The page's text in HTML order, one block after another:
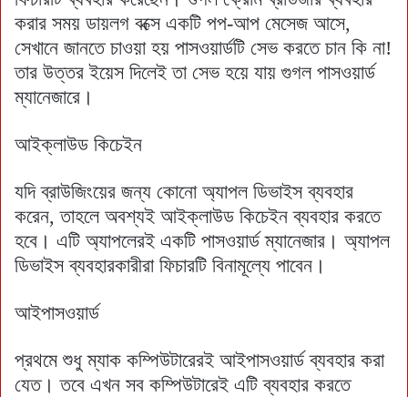
করার সময় ডায়লগ বক্সে একটি পপ-আপ মেসেজ আসে,
সেখানে জানতে চাওয়া হয় পাসওয়ার্ডটি সেভ করতে চান কি না!
তার উত্তর ইয়েস দিলেই তা সেভ হয়ে যায় গুগল পাসওয়ার্ড
ম্যানেজারে।
আইক্লাউড কিচেইন
যদি ব্রাউজিংয়ের জন্য কোনো অ্যাপল ডিভাইস ব্যবহার
করেন, তাহলে অবশ্যই আইক্লাউড কিচেইন ব্যবহার করতে
হবে। এটি অ্যাপলেরই একটি পাসওয়ার্ড ম্যানেজার। অ্যাপল
ডিভাইস ব্যবহারকারীরা ফিচারটি বিনামূল্যে পাবেন।
আইপাসওয়ার্ড
প্রথমে শুধু ম্যাক কম্পিউটারেরই আইপাসওয়ার্ড ব্যবহার করা
যেত। তবে এখন সব কম্পিউটারেই এটি ব্যবহার করতে